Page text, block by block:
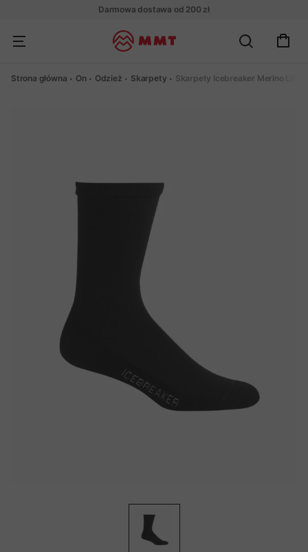
Darmowa dostawa od 200 zł
Strona główna On Odzież Skarpety Skarpety Icebreaker Merino